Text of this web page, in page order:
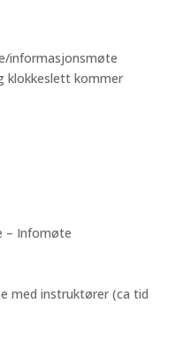
informasjonsmøte
klokkeslett kommer
– Infomøte
med instruktører (ca tid